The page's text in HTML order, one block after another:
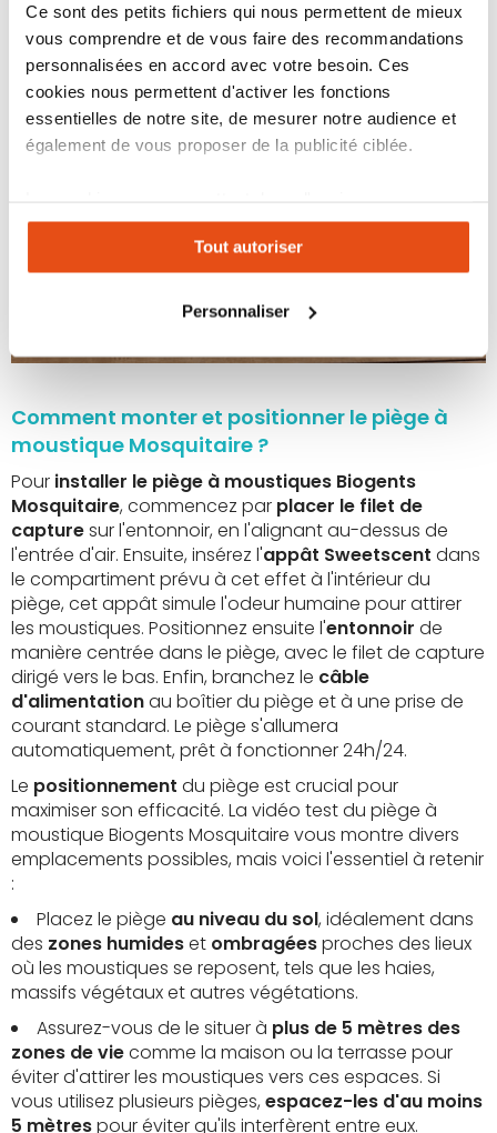
Ce sont des petits fichiers qui nous permettent de mieux
vous comprendre et de vous faire des recommandations
personnalisées en accord avec votre besoin. Ces
cookies nous permettent d'activer les fonctions
essentielles de notre site, de mesurer notre audience et
également de vous proposer de la publicité ciblée.
expérience personnalisée sur notre site. Vous pouvez
changer votre choix à n'importe quel moment. Refuser
tous les cookies peut limiter certaines fonctionnalités.
Tout autoriser
Personnaliser
Comment monter et positionner le piège à
moustique Mosquitaire ?
Pour installer le piège à moustiques Biogents
Mosquitaire, commencez par placer le filet de
capturesur l'entonnoir, en l'alignant au-dessus de
l'entrée d'air. Ensuite, insérez l'appât Sweetscent dans
le compartiment prévu à cet effet à l'intérieur du
piège, cet appât simule l'odeur humaine pour attirer
les moustiques. Positionnez ensuite l'entonnoir de
manière centrée dans le piège, avec le filet de capture
dirigé vers le bas. Enfin, branchez le câble
d'alimentationau boîtier du piège et à une prise de
courant standard. Le piège s'allumera
automatiquement, prêt à fonctionner 24h/24.
Le positionnement du piège est crucial pour
maximiser son efficacité. La vidéo test du piège à
moustique Biogents Mosquitaire vous montre divers
emplacements possibles, mais voici l'essentiel à retenir
:
Placez le piège au niveau du sol, idéalement dans
des zones humideset ombragéesproches des lieux
où les moustiques se reposent, tels que les haies,
massifs végétaux et autres végétations.
Assurez-vous de le situer à plus de 5 mètres des
zones de viecomme la maison ou la terrasse pour
éviter d'attirer les moustiques vers ces espaces. Si
vous utilisez plusieurs pièges, espacez-les d'au moins
5 mètrespour éviter qu'ils interfèrent entre eux.